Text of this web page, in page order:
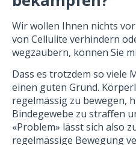
Wir wollen Ihnen nichts
von Cellulite verhindern
wegzaubern, können Sie
Dass es trotzdem so viele
einen guten Grund.
regelmässig zu bewegen,
Bindegewebe zu straffen
«Problem» lässt sich also
regelmässige Bewegung